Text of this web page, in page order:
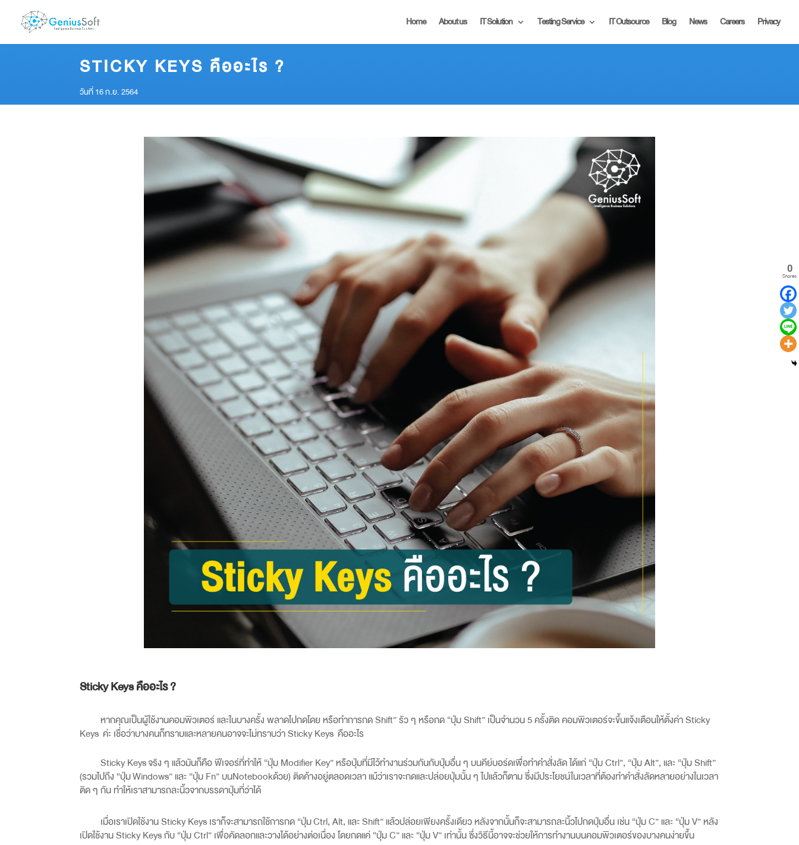
Home About us IT Solution Testing Service IT Outsource Blog News Careers Privacy
STICKY KEYS คืออะไร ?
วันที่ 16 ก.ย. 2564
Sticky Keys คืออะไร ?
หากคุณเป็นผู้ใช้งานคอมพิวเตอร์ และในบางครั้ง พลาดไปกดโดย หรือทำการกด Shift”รัว ๆ หรือกด “ปุ่มShift”เป็นจำนวน5ครั้งติด คอมพิวเตอร์จะขึ้นแจ้งเตือนให้ตั้งค่าSticky
Keys ค่ะ เชื่อว่าบางคนก็ทราบและหลายคนอาจจะไม่ทราบว่าSticky Keys คืออะไร
Sticky Keysจริง ๆ แล้วมันก็คือ ฟีเจอร์ที่ทำให้ “ปุ่มModifier Key”หรือปุ่มที่มีไว้ทำงานร่วมกันกับปุ่มอื่น ๆ บนคีย์บอร์ดเพื่อทำคำสั่งลัด ได้แก่ “ปุ่มCtrl”, “ปุ่มAlt”, และ “ปุ่มShift”
(รวมไปถึง “ปุ่มWindows”และ “ปุ่มFn”บนNotebookด้วย) ติดค้างอยู่ตลอดเวลา แม้ว่าเราจะกดและปล่อยปุ่มนั้น ๆ ไปแล้วก็ตาม ซึ่งมีประโยชน์ในเวลาที่ต้องทำคำสั่งลัดหลายอย่างในเวลา
ติด ๆ กัน ทำให้เราสามารถละนิ้วจากบรรดาปุ่มที่ว่าได้
เมื่อเราเปิดใช้งาน Sticky Keysเราก็จะสามารถใช้การกด “ปุ่มCtrl, Alt, และShift”แล้วปล่อยเพียงครั้งเดียว หลังจากนั้นก็จะสามารถละนิ้วไปกดปุ่มอื่น เช่น “ปุ่มC”และ “ปุ่มV”หลัง
เปิดใช้งานSticky Keysกับ “ปุ่มCtrl”เพื่อคัดลอกและวางได้อย่างต่อเนื่อง โดยกดแค่ “ปุ่มC”และ “ปุ่มV”เท่านั้น ซึ่งวิธีนี้อาจจะช่วยให้การทำงานบนคอมพิวเตอร์ของบางคนง่ายขึ้น
0
Shares